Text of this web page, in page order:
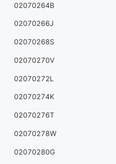
02070264B
02070266J
02070268S
02070270V
02070272L
02070274K
02070276T
02070278W
02070280G